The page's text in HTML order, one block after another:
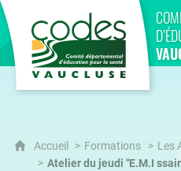
CoDES 84
Accueil Formations
Les
Atelier du jeudi "E.M.I